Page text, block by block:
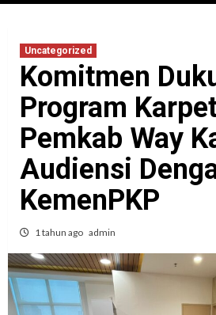
Uncategorized
Komitmen
Program
Pemkab Way
Audiensi
KemenPKP
1 tahun ago admin